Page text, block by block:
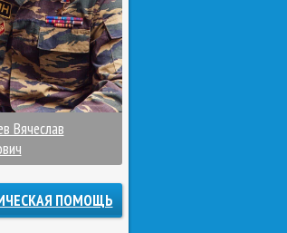
Вячеслав
ПОМОЩЬ